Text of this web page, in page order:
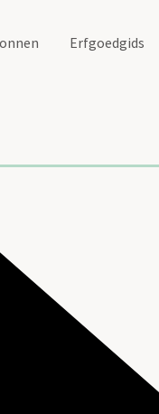
Erfgoedgids